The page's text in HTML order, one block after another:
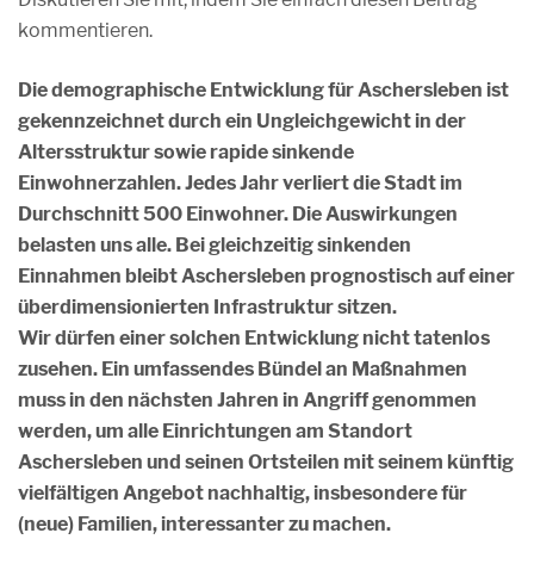
kommentieren.
Die demographische Entwicklung für Aschersleben ist
gekennzeichnet durch ein Ungleichgewicht in der
Altersstruktur sowie rapide sinkende
Einwohnerzahlen. Jedes Jahr verliert die Stadt im
Durchschnitt 500 Einwohner. Die Auswirkungen
belasten uns alle. Bei gleichzeitig sinkenden
Einnahmen bleibt Aschersleben prognostisch auf einer
überdimensionierten Infrastruktur sitzen.
Wir dürfen einer solchen Entwicklung nicht tatenlos
zusehen. Ein umfassendes Bündel an Maßnahmen
muss in den nächsten Jahren in Angriff genommen
werden, um alle Einrichtungen am Standort
Aschersleben und seinen Ortsteilen mit seinem künftig
vielfältigen Angebot nachhaltig, insbesondere für
(neue) Familien, interessanter zu machen.